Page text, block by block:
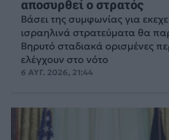
αποσυρθεί ο στρατός
Βάσει της συμφωνίας για
ισραηλινά στρατεύματα θα
Βηρυτό σταδιακά ορισμένες
ελέγχουν στο νότο
6 ΑΥΓ. 2026, 21:44